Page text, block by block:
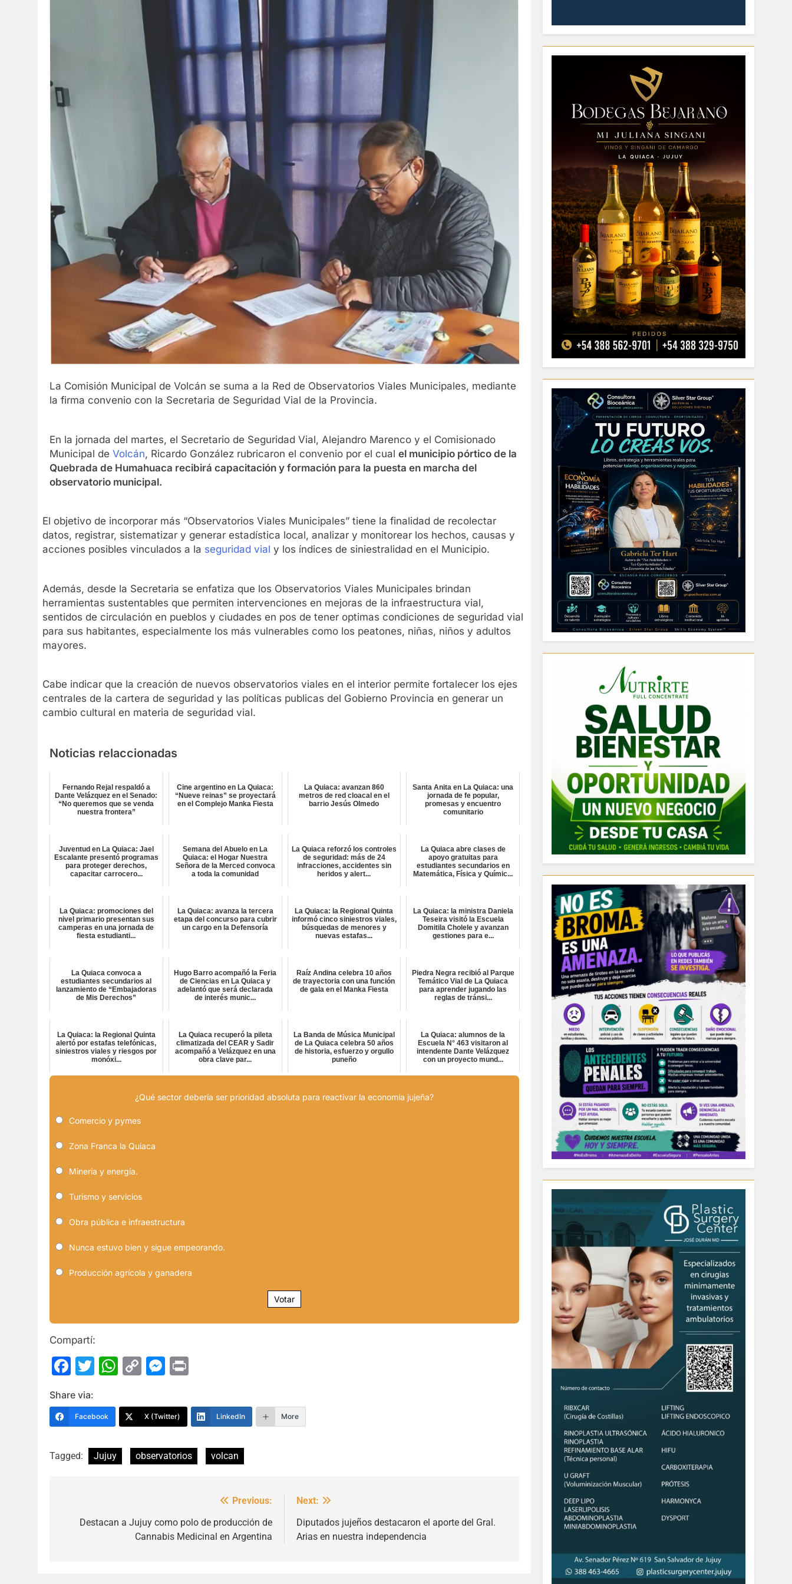
La Comisión Municipal de Volcán se suma a la Red de Observatorios Viales Municipales, mediante
la firma convenio con la Secretaria de Seguridad Vial de la Provincia.
En la jornada del martes, el Secretario de Seguridad Vial, Alejandro Marenco y el Comisionado
Municipal de Volcán, Ricardo González rubricaron el convenio por el cual el municipio pórtico de la
Quebrada de Humahuaca recibirá capacitación y formación para la puesta en marcha del
observatorio municipal.
El objetivo de incorporar más “Observatorios Viales Municipales” tiene la finalidad de recolectar
datos, registrar, sistematizar y generar estadística local, analizar y monitorear los hechos, causas y
acciones posibles vinculados a la seguridad vial y los índices de siniestralidad en el Municipio.
Además, desde la Secretaria se enfatiza que los Observatorios Viales Municipales brindan
herramientas sustentables que permiten intervenciones en mejoras de la infraestructura vial,
sentidos de circulación en pueblos y ciudades en pos de tener optimas condiciones de seguridad vial
para sus habitantes, especialmente los más vulnerables como los peatones, niñas, niños y adultos
mayores.
Cabe indicar que la creación de nuevos observatorios viales en el interior permite fortalecer los ejes
centrales de la cartera de seguridad y las políticas publicas del Gobierno Provincia en generar un
cambio cultural en materia de seguridad vial.
Noticias relaccionadas
Fernando Rejal respaldó a
Dante Velázquez en el Senado:
“No queremos que se venda
nuestra frontera”
Cine argentino en La Quiaca:
“Nueve reinas” se proyectará
en el Complejo Manka Fiesta
La Quiaca: avanzan 860
metros de red cloacal en el
barrio Jesús Olmedo
Santa Anita en La Quiaca: una
jornada de fe popular,
promesas y encuentro
comunitario
Juventud en La Quiaca: Jael
Escalante presentó programas
para proteger derechos,
capacitar carrocero...
Semana del Abuelo en La
Quiaca: el Hogar Nuestra
Señora de la Merced convoca
a toda la comunidad
La Quiaca reforzó los controles
de seguridad: más de 24
infracciones, accidentes sin
heridos y alert...
La Quiaca abre clases de
apoyo gratuitas para
estudiantes secundarios en
Matemática, Física y Químic...
La Quiaca: promociones del
nivel primario presentan sus
camperas en una jornada de
fiesta estudianti...
La Quiaca: avanza la tercera
etapa del concurso para cubrir
un cargo en la Defensoría
La Quiaca: la Regional Quinta
informó cinco siniestros viales,
búsquedas de menores y
nuevas estafas...
La Quiaca: la ministra Daniela
Teseira visitó la Escuela
Domitila Cholele y avanzan
gestiones para e...
La Quiaca convoca a
estudiantes secundarios al
lanzamiento de “Embajadoras
de Mis Derechos”
Hugo Barro acompañó la Feria
de Ciencias en La Quiaca y
adelantó que será declarada
de interés munic...
Raíz Andina celebra 10 años
de trayectoria con una función
de gala en el Manka Fiesta
Piedra Negra recibió al Parque
Temático Vial de La Quiaca
para aprender jugando las
reglas de tránsi...
La Quiaca: la Regional Quinta
alertó por estafas telefónicas,
siniestros viales y riesgos por
monóxi...
La Quiaca recuperó la pileta
climatizada del CEAR y Sadir
acompañó a Velázquez en una
obra clave par...
La Banda de Música Municipal
de La Quiaca celebra 50 años
de historia, esfuerzo y orgullo
puneño
La Quiaca: alumnos de la
Escuela N° 463 visitaron al
intendente Dante Velázquez
con un proyecto mund...
¿Qué sector debería ser prioridad absoluta para reactivar la economía jujeña?
Comercio y pymes
Zona Franca la Quiaca
Minería y energía.
Turismo y servicios
Obra pública e infraestructura
Nunca estuvo bien y sigue empeorando.
Producción agrícola y ganadera
Votar
Compartí:
Facebook
Twitter
WhatsApp
CopyMessenger
Share via:
Facebook X (Twitter) LinkedIn More
Tagged: Jujuy observatorios volcan
Previous:
Destacan a Jujuy como polo de producción de
Cannabis Medicinal en Argentina
Next:
Diputados jujeños destacaron el aporte del Gral.
Arias en nuestra independencia